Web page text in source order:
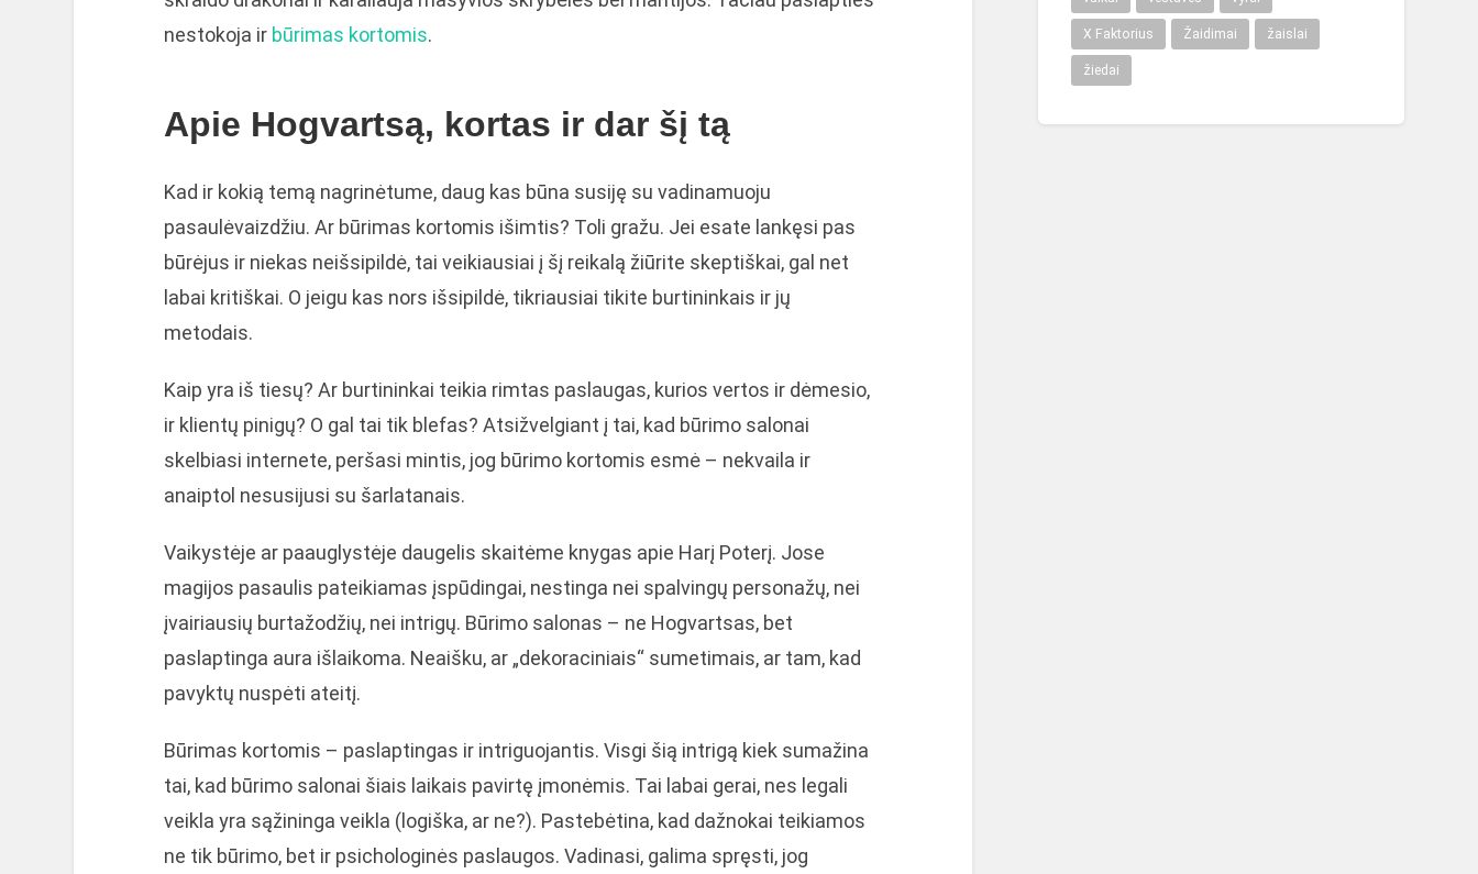
nestokoja ir būrimas kortomis.
Apie Hogvartsą, kortas ir dar šį tą
Kad ir kokią temą nagrinėtume, daug kas būna susiję su vadinamuoju
pasaulėvaizdžiu. Ar būrimas kortomis išimtis? Toli gražu. Jei esate lankęsi pas
būrėjus ir niekas neišsipildė, tai veikiausiai į šį reikalą žiūrite skeptiškai, gal net
labai kritiškai. O jeigu kas nors išsipildė, tikriausiai tikite burtininkais ir jų
metodais.
Kaip yra iš tiesų? Ar burtininkai teikia rimtas paslaugas, kurios vertos ir dėmesio,
ir klientų pinigų? O gal tai tik blefas? Atsižvelgiant į tai, kad būrimo salonai
skelbiasi internete, peršasi mintis, jog būrimo kortomis esmė – nekvaila ir
anaiptol nesusijusi su šarlatanais.
Vaikystėje ar paauglystėje daugelis skaitėme knygas apie Harį Poterį. Jose
magijos pasaulis pateikiamas įspūdingai, nestinga nei spalvingų personažų, nei
įvairiausių burtažodžių, nei intrigų. Būrimo salonas – ne Hogvartsas, bet
paslaptinga aura išlaikoma. Neaišku, ar „dekoraciniais“ sumetimais, ar tam, kad
pavyktų nuspėti ateitį.
Būrimas kortomis – paslaptingas ir intriguojantis. Visgi šią intrigą kiek sumažina
tai, kad būrimo salonai šiais laikais pavirtę įmonėmis. Tai labai gerai, nes legali
veikla yra sąžininga veikla (logiška, ar ne?). Pastebėtina, kad dažnokai teikiamos
ne tik būrimo, bet ir psichologinės paslaugos. Vadinasi, galima spręsti, jog
X Faktorius Žaidimai žaislai
žiedai